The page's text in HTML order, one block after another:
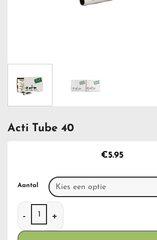
Acti Tube 40
€5.95
Aantal
Acti Tube 40 aantal